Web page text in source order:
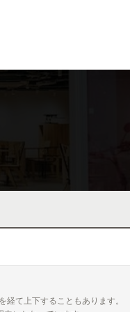
て上下することもあります。